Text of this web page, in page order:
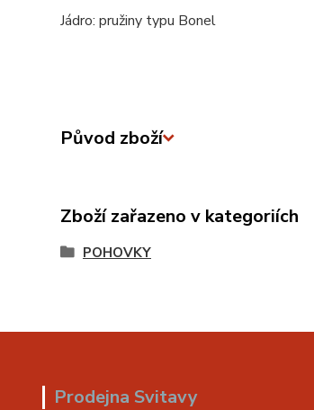
Jádro: pružiny typu Bonel
Původ zboží
Zboží zařazeno v kategoriích
POHOVKY
Prodejna Svitavy